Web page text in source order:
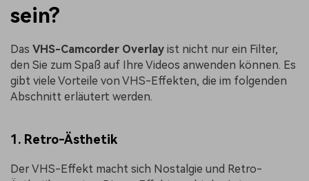
sein?
Das VHS-Camcorder Overlay ist nicht nur ein Filter,
den Sie zum Spaß auf Ihre Videos anwenden können. Es
gibt viele Vorteile von VHS-Effekten, die im folgenden
Abschnitt erläutert werden.
1. Retro-Ästhetik
Der VHS-Effekt macht sich Nostalgie und Retro-